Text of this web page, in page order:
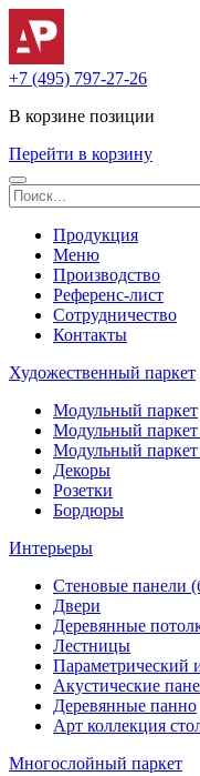
+7 (495) 797-27-26
В корзине позиции
Перейти в корзину
Продукция
Меню
Производство
Референс-лист
Сотрудничество
Контакты
Художественный паркет
Модульный паркет
Модульный
Модульный паркет
Декоры
Розетки
Бордюры
Интерьеры
Стеновые панели
Двери
Деревянные
Лестницы
Параметрический
Акустические
Деревянные панно
Арт коллекция
Многослойный паркет